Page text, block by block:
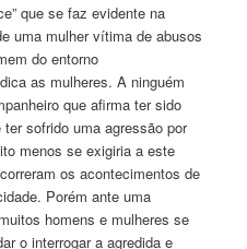
que se faz evidente na
uma mulher vítima de abusos
do entorno
as mulheres. A ninguém
que afirma ter sido
sofrido uma agressão por
menos se exigiria a este
os acontecimentos de
Porém ante uma
homens e mulheres se
o interrogar a agredida e